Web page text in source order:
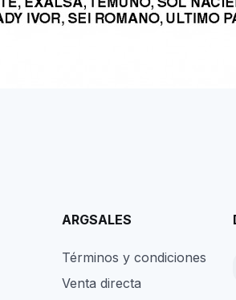
ARGSALES
Términos y condiciones
Venta directa